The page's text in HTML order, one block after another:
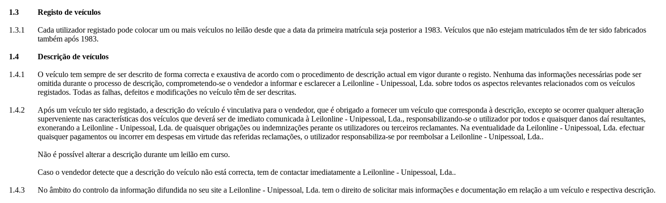
1.3 Registo de veículos
1.3.1
Cada utilizador registado pode colocar um ou mais veículos no leilão desde que a data da primeira matrícula seja posterior a 1983. Veículos que não estejam matriculados têm de ter sido fabricados
também após 1983.
1.4 Descrição de veículos
1.4.1
O veículo tem sempre de ser descrito de forma correcta e exaustiva de acordo com o procedimento de descrição actual em vigor durante o registo. Nenhuma das informações necessárias pode ser
omitida durante o processo de descrição, comprometendo-se o vendedor a informar e esclarecer a Leilonline - Unipessoal, Lda. sobre todos os aspectos relevantes relacionados com os veículos
registados. Todas as falhas, defeitos e modificações no veículo têm de ser descritas.
1.4.2
Após um veículo ter sido registado, a descrição do veículo é vinculativa para o vendedor, que é obrigado a fornecer um veículo que corresponda à descrição, excepto se ocorrer qualquer alteração
superveniente nas características dos veículos que deverá ser de imediato comunicada à Leilonline - Unipessoal, Lda., responsabilizando-se o utilizador por todos e quaisquer danos daí resultantes,
exonerando a Leilonline - Unipessoal, Lda. de quaisquer obrigações ou indemnizações perante os utilizadores ou terceiros reclamantes. Na eventualidade da Leilonline - Unipessoal, Lda. efectuar
quaisquer pagamentos ou incorrer em despesas em virtude das referidas reclamações, o utilizador responsabiliza-se por reembolsar a Leilonline - Unipessoal, Lda..
Não é possível alterar a descrição durante um leilão em curso.
Caso o vendedor detecte que a descrição do veículo não está correcta, tem de contactar imediatamente a Leilonline - Unipessoal, Lda..
1.4.3 No âmbito do controlo da informação difundida no seu site a Leilonline - Unipessoal, Lda. tem o direito de solicitar mais informações e documentação em relação a um veículo e respectiva descrição.